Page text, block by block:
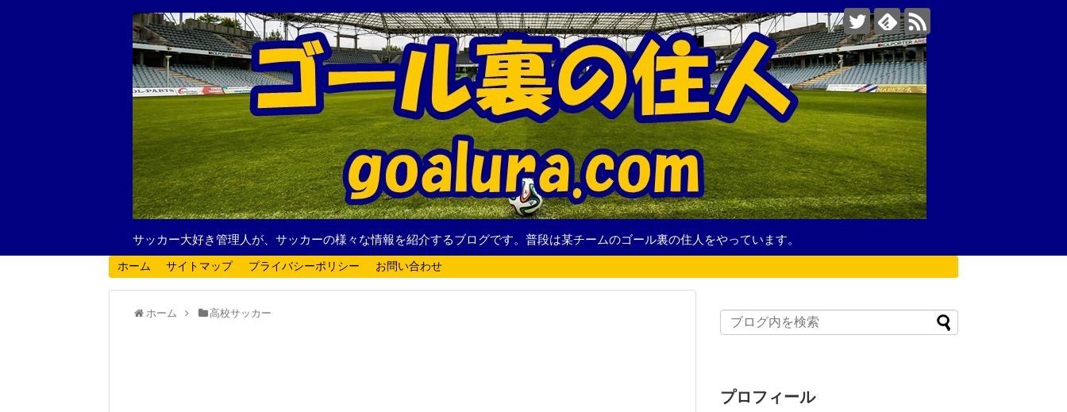
サッカー大好き管理人が、サッカーの様々な情報を紹介するブログです。普段は某チームのゴール裏の住人をやっています。
ホーム サイトマップ プライバシーポリシー お問い合わせ
ホーム 高校サッカー
プロフィール